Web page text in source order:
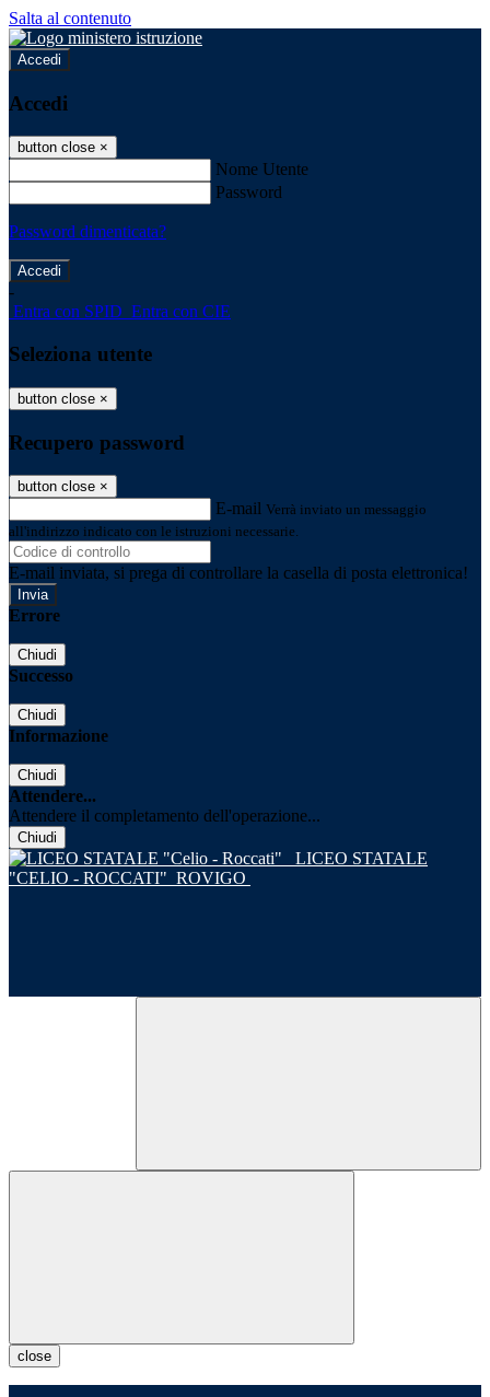
Salta al contenuto
Accedi
Accedi
button close ×
Nome Utente
Password
Password dimenticata?
-
Entra con SPID Entra con CIE
Seleziona utente
button close ×
Recupero password
button close ×
E-mail Verrà inviato un messaggio
all'indirizzo indicato con le istruzioni necessarie.
E-mail inviata, si prega di controllare la casella di posta elettronica!
Errore
Chiudi
Successo
Chiudi
Informazione
Chiudi
Attendere...
Attendere il completamento dell'operazione...
Chiudi
LICEO STATALE
"CELIO - ROCCATI" ROVIGO
close